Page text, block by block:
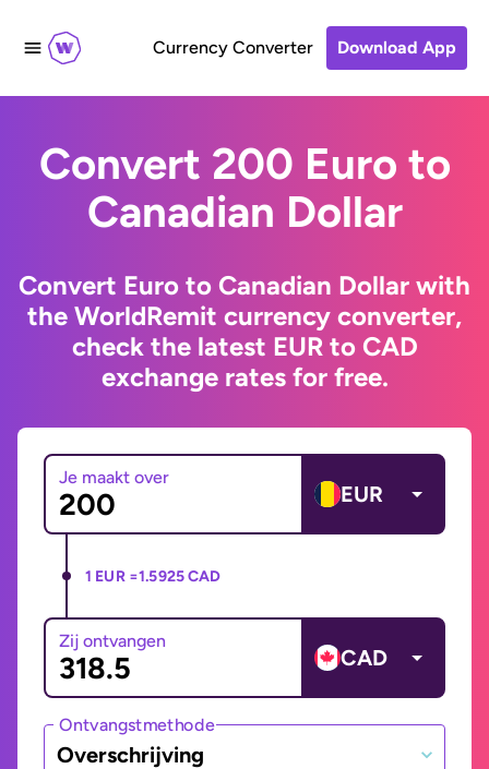
Currency Converter Download App
Convert 200 Euro to
Canadian Dollar
Convert Euro to Canadian Dollar with
the WorldRemit currency converter,
check the latest EUR to CAD
exchange rates for free.
Je maakt over
EUR
1 EUR =1.5925 CAD
Zij ontvangen
CAD
Ontvangstmethode
Overschrijving